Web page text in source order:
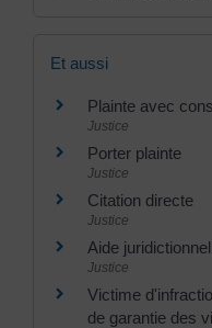
Et aussi
Plainte avec
Justice
Porter plainte
Justice
Citation directe
Justice
Aide
Justice
Victime
de garantie des